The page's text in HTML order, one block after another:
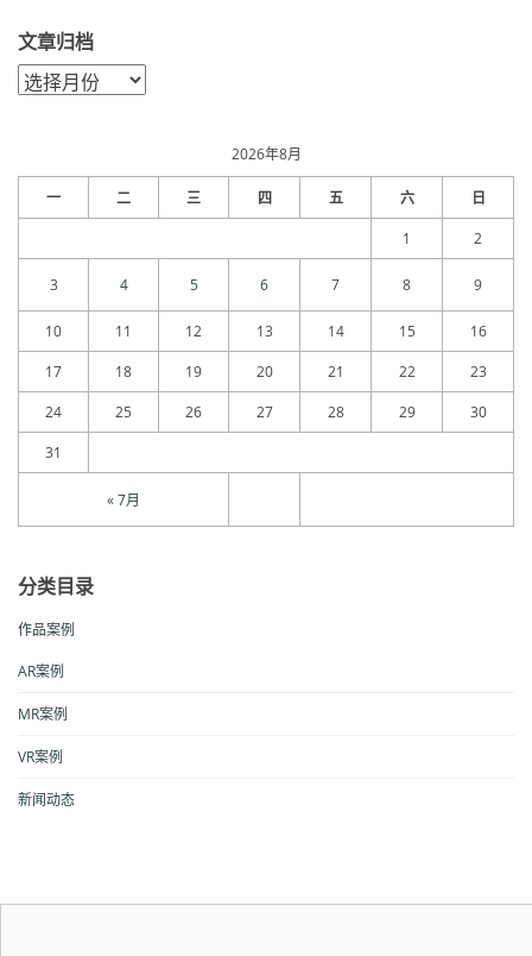
文章归档
文
章
2026年8月
一 二 三 四 五 六 日
« 7月
1 2
3 4 5 6 7 8 9
10 11 12 13 14 15
16
17
18 19 20 21 22
23
24
25 26 27 28 29
30
31
分类目录
作品案例
AR案例
MR案例
VR案例
新闻动态